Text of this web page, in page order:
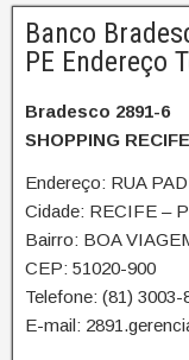
Banco
PE Endereço
Bradesco 2891-6
SHOPPING RECIFE
Endereço: RUA
Cidade: RECIFE –
Bairro: BOA
CEP: 51020-900
Telefone: (81)
E-mail: